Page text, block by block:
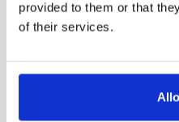
provided to them or that
of their services.